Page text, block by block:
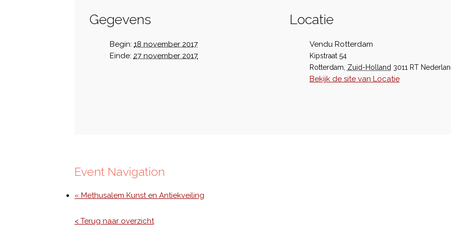
Gegevens
Begin: 18 november 2017
Einde: 27 november 2017
Locatie
Vendu Rotterdam
Kipstraat 54
Rotterdam Zuid-Holland 3011 RT
Bekijk de site van Locatie
Event Navigation
« Methusalem Kunst en Antiekveiling
< Terug naar overzicht